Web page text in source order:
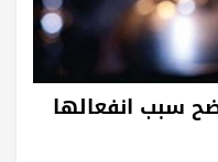
سبب انفعالها